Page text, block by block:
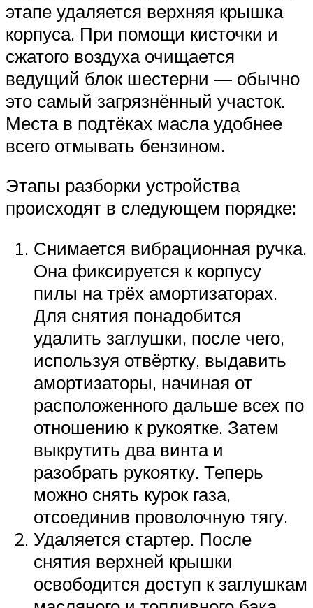
этапе удаляется верхняя крышка
корпуса. При помощи кисточки и
сжатого воздуха очищается
ведущий блок шестерни — обычно
это самый загрязнённый участок.
Места в подтёках масла удобнее
всего отмывать бензином.
Этапы разборки устройства
происходят в следующем порядке:
Снимается вибрационная ручка.
Она фиксируется к корпусу
пилы на трёх амортизаторах.
Для снятия понадобится
удалить заглушки, после чего,
используя отвёртку, выдавить
амортизаторы, начиная от
расположенного дальше всех по
отношению к рукоятке. Затем
выкрутить два винта и
разобрать рукоятку. Теперь
можно снять курок газа,
отсоединив проволочную тягу.
Удаляется стартер. После
снятия верхней крышки
освободится доступ к заглушкам